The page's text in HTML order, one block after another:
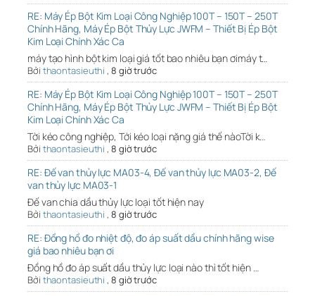
RE: Máy Ép Bột Kim Loại Công Nghiệp 100T – 150T – 250T
Chính Hãng, Máy Ép Bột Thủy Lực JWFM – Thiết Bị Ép Bột
Kim Loại Chính Xác Ca
máy tạo hình bột kim loại giá tốt bao nhiêu bạn ơimáy t…
Bởi thaontasieuthi , 8 giờ trước
RE: Máy Ép Bột Kim Loại Công Nghiệp 100T – 150T – 250T
Chính Hãng, Máy Ép Bột Thủy Lực JWFM – Thiết Bị Ép Bột
Kim Loại Chính Xác Ca
Tời kéo công nghiệp, Tới kéo loại nặng giá thế nàoTời k…
Bởi thaontasieuthi , 8 giờ trước
RE: Đế van thủy lực MA03-4, Đế van thủy lực MA03-2, Đế
van thủy lực MA03-1
Đế van chia dầu thủy lực loại tốt hiện nay
Bởi thaontasieuthi , 8 giờ trước
RE: Đồng hồ đo nhiệt độ, đo áp suất dầu chính hãng wise
giá bao nhiêu bạn ơi
Đồng hồ đo áp suất dầu thủy lực loại nào thì tốt hiện …
Bởi thaontasieuthi , 8 giờ trước